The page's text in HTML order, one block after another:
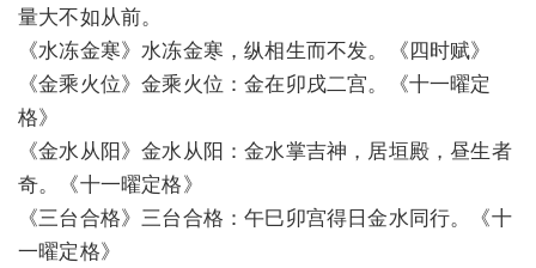
量大不如从前。
《水冻金寒》水冻金寒，纵相生而不发。《四时赋》
《金乘火位》金乘火位：金在卯戌二宫。《十一曜定
格》
《金水从阳》金水从阳：金水掌吉神，居垣殿，昼生者
奇。《十一曜定格》
《三台合格》三台合格：午巳卯宫得日金水同行。《十
一曜定格》